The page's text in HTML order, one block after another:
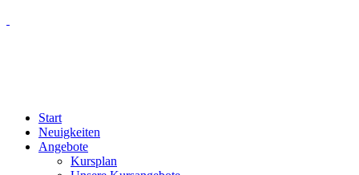
Start
Neuigkeiten
Angebote
Kursplan